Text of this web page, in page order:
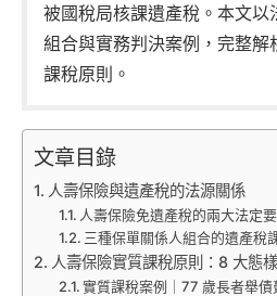
被國稅局核課遺產稅。本文以
組合與實務判決案例，完整解
課稅原則。
文章目錄
人壽保險與遺產稅的法源關係
人壽保險免遺產稅的兩大法定
三種保單關係人組合的遺產稅
人壽保險實質課稅原則：8 大態
實質課稅案例｜77 歲長者舉